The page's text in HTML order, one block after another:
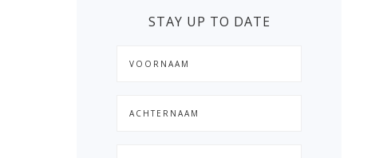
STAY UP TO DATE